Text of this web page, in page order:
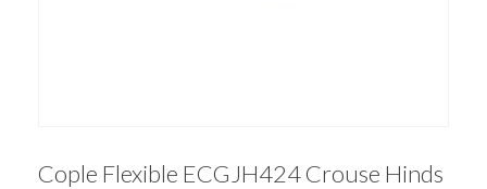
Cople Flexible ECGJH424 Crouse Hinds